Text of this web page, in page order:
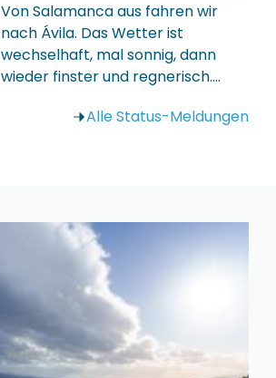
Von Salamanca aus fahren wir
nach Ávila. Das Wetter ist
wechselhaft, mal sonnig, dann
wieder finster und regnerisch.…
Alle Status-Meldungen